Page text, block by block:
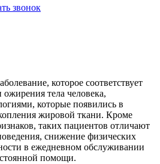
звонок
которое соответствует
ожирения тела человека,
которые появились в
жировой ткани. Кроме
таких пациентов отличают
снижение физических
в ежедневном обслуживании
помощи.